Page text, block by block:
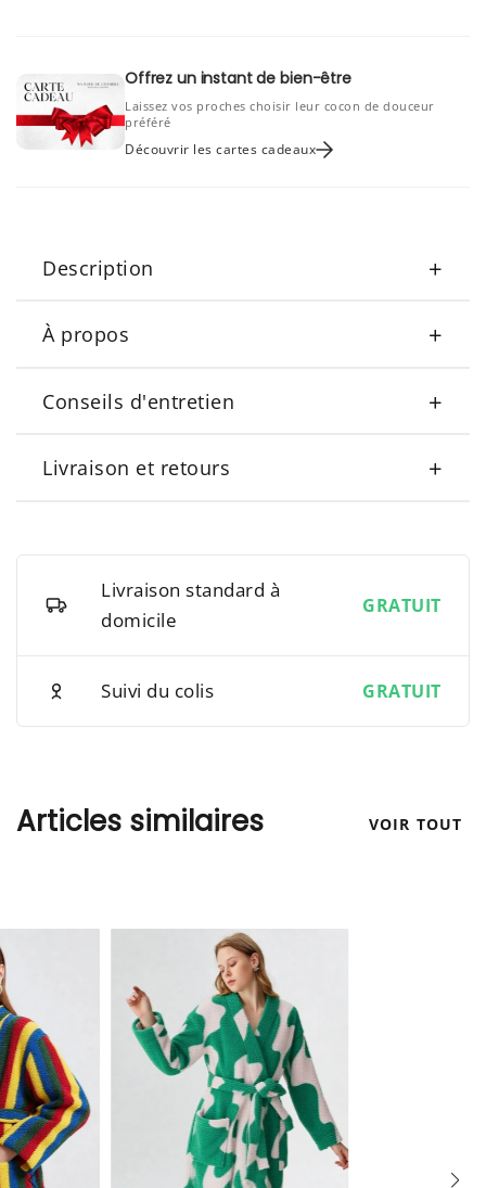
Offrez un instant de bien-être
Laissez vos proches choisir leur cocon de douceur
préféré
Découvrir les cartes cadeaux
Description +
À propos +
Conseils d'entretien +
Livraison et retours +
Livraison standard à
domicile
GRATUIT
Suivi du colis GRATUIT
Articles similaires VOIR TOUT